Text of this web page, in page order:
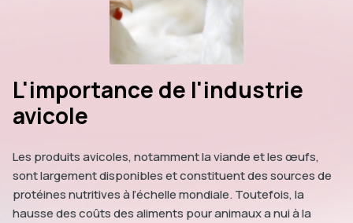
L'importance de l'industrie
avicole
Les produits avicoles, notamment la viande et les œufs,
sont largement disponibles et constituent des sources de
protéines nutritives à l’échelle mondiale. Toutefois, la
hausse des coûts des aliments pour animaux a nui à la